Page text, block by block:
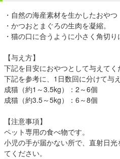
・自然の海産素材を生かしたおやつ
・かつおとまぐろの生肉を凝縮。
・猫の口に合うように小さく角切
【与え方】
下記を目安におやつとして与えてく
下記を参考に、1日数回に分けて与
成猫（約1～3.5kg）：2～6個
成猫（約3.5～5kg）：6～8個
【注意事項】
ペット専用の食べ物です。
小児の手が届かない所で、直射日
てください。